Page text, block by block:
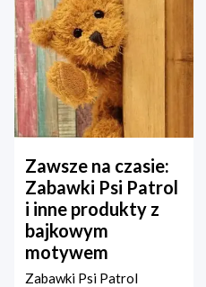
Zawsze na czasie:
Zabawki Psi Patrol
i inne produkty z
bajkowym
motywem
Zabawki Psi Patrol